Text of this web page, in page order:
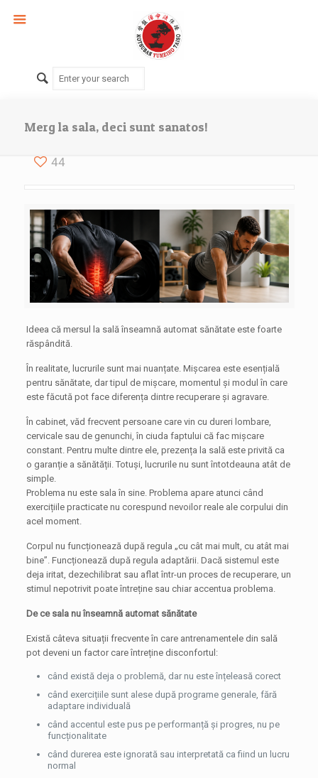
Merg la sala, deci sunt sanatos!
44
Ideea că mersul la sală înseamnă automat sănătate este foarte
răspândită.
În realitate, lucrurile sunt mai nuanțate. Mișcarea este esențială
pentru sănătate, dar tipul de mișcare, momentul și modul în care
este făcută pot face diferența dintre recuperare și agravare.
În cabinet, văd frecvent persoane care vin cu dureri lombare,
cervicale sau de genunchi, în ciuda faptului că fac mișcare
constant. Pentru multe dintre ele, prezența la sală este privită ca
o garanție a sănătății. Totuși, lucrurile nu sunt întotdeauna atât de
simple.
Problema nu este sala în sine. Problema apare atunci când
exercițiile practicate nu corespund nevoilor reale ale corpului din
acel moment.
Corpul nu funcționează după regula „cu cât mai mult, cu atât mai
bine”. Funcționează după regula adaptării. Dacă sistemul este
deja iritat, dezechilibrat sau aflat într-un proces de recuperare, un
stimul nepotrivit poate întreține sau chiar accentua problema.
De ce sala nu înseamnă automat sănătate
Există câteva situații frecvente în care antrenamentele din sală
pot deveni un factor care întreține disconfortul:
când există deja o problemă, dar nu este înțeleasă corect
când exercițiile sunt alese după programe generale, fără
adaptare individuală
când accentul este pus pe performanță și progres, nu pe
funcționalitate
când durerea este ignorată sau interpretată ca fiind un lucru
normal